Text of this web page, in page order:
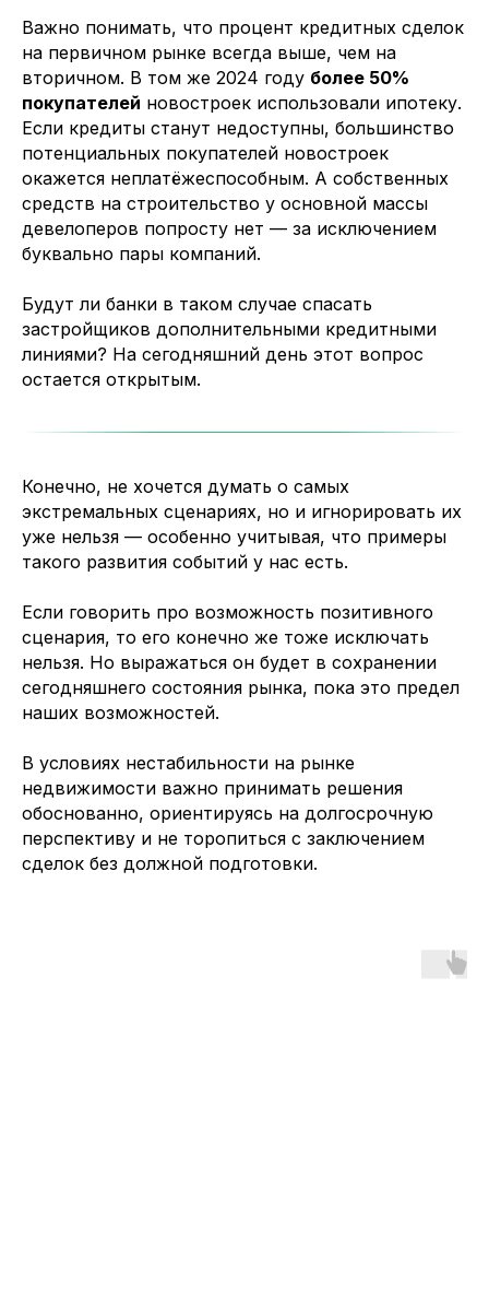
Важно понимать, что процент кредитных сделок
на первичном рынке всегда выше, чем на
вторичном. В том же 2024 году более 50%
покупателей новостроек использовали ипотеку.
Если кредиты станут недоступны, большинство
потенциальных покупателей новостроек
окажется неплатёжеспособным. А собственных
средств на строительство у основной массы
девелоперов попросту нет — за исключением
буквально пары компаний.
Будут ли банки в таком случае спасать
застройщиков дополнительными кредитными
линиями? На сегодняшний день этот вопрос
остается открытым.
Конечно, не хочется думать о самых
экстремальных сценариях, но и игнорировать их
уже нельзя — особенно учитывая, что примеры
такого развития событий у нас есть.
Если говорить про возможность позитивного
сценария, то его конечно же тоже исключать
нельзя. Но выражаться он будет в сохранении
сегодняшнего состояния рынка, пока это предел
наших возможностей.
В условиях нестабильности на рынке
недвижимости важно принимать решения
обоснованно, ориентируясь на долгосрочную
перспективу и не торопиться с заключением
сделок без должной подготовки.